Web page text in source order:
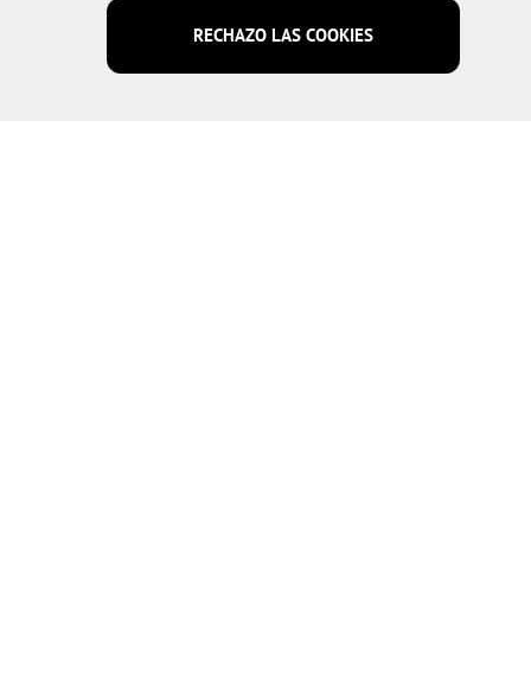
Aviso Legal Fibosa – Términos, Condiciones y Normativa Legal
Política de cookies
RECHAZO LAS COOKIES